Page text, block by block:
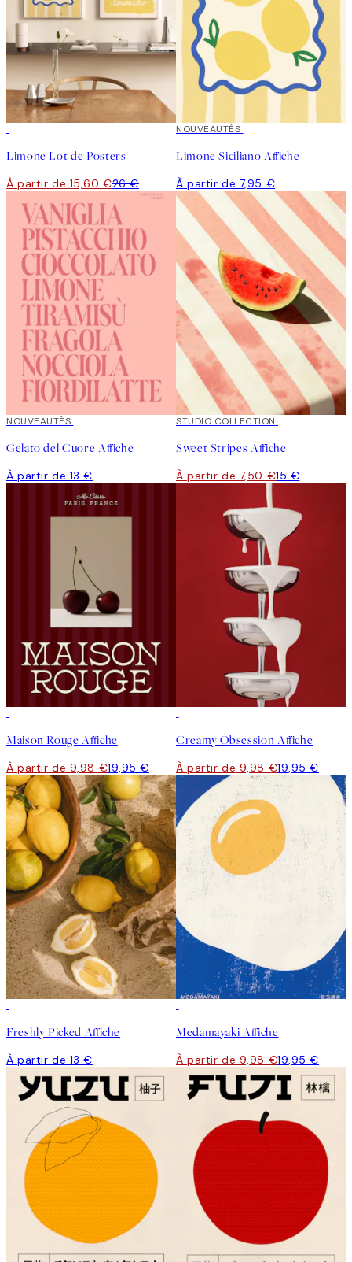
Limone Lot de Posters
À partir de 15,60 €26 €
NOUVEAUTÉS
Limone Siciliano Affiche
À partir de 7,95 €
NOUVEAUTÉS
Gelato del Cuore Affiche
À partir de 13 €
50%*
STUDIO COLLECTION
Sweet Stripes Affiche
À partir de 7,50 €15 €
Maison Rouge Affiche
À partir de 9,98 €19,95 €
Creamy Obsession Affiche
À partir de 9,98 €19,95 €
Freshly Picked Affiche
À partir de 13 €
Medamayaki Affiche
À partir de 9,98 €19,95 €